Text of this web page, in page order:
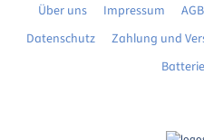
Über uns Impressum
Datenschutz
Zahlung und